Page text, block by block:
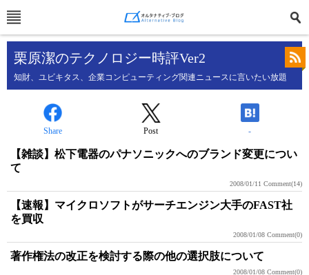
栗原潔のテクノロジー時評Ver2
知財、ユビキタス、企業コンピューティング関連ニュースに言いたい放題
Share Post -
【雑談】松下電器のパナソニックへのブランド変更につい
て
2008/01/11 Comment(14)
【速報】マイクロソフトがサーチエンジン大手のFAST社
を買収
2008/01/08 Comment(0)
著作権法の改正を検討する際の他の選択肢について
2008/01/08 Comment(0)